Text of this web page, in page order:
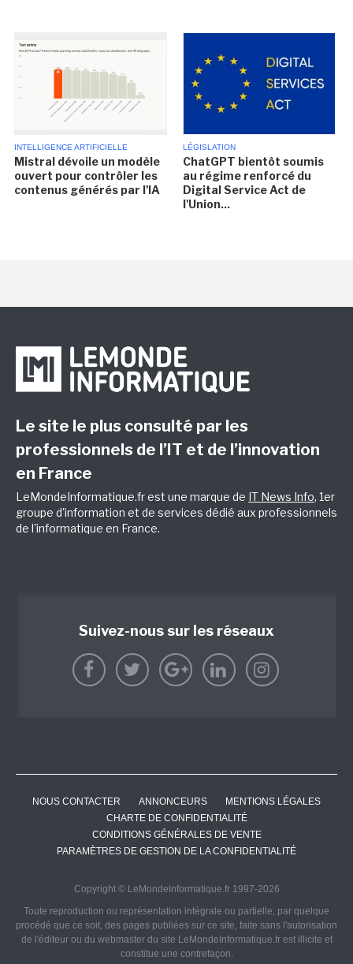
INTELLIGENCE ARTIFICIELLE
Mistral dévoile un modèle
ouvert pour contrôler les
contenus générés par l'IA
LÉGISLATION
ChatGPT bientôt soumis
au régime renforcé du
Digital Service Act de
l'Union...
Le site le plus consulté par les
professionnels de l’IT et de l’innovation
en France
LeMondeInformatique.fr est une marque de IT News Info, 1er
groupe d'information et de services dédié aux professionnels
de l'informatique en France.
Suivez-nous sur les réseaux
NOUS CONTACTER ANNONCEURS
MENTIONS LÉGALES
CHARTE DE CONFIDENTIALITÉ
CONDITIONS GÉNÉRALES DE VENTE
PARAMÈTRES DE GESTION DE LA CONFIDENTIALITÉ
Copyright © LeMondeInformatique.fr 1997-2026
Toute reproduction ou représentation intégrale ou partielle, par quelque
procédé que ce soit, des pages publiées sur ce site, faite sans l'autorisation
de l'éditeur ou du webmaster du site LeMondeInformatique.fr est illicite et
constitue une contrefaçon.